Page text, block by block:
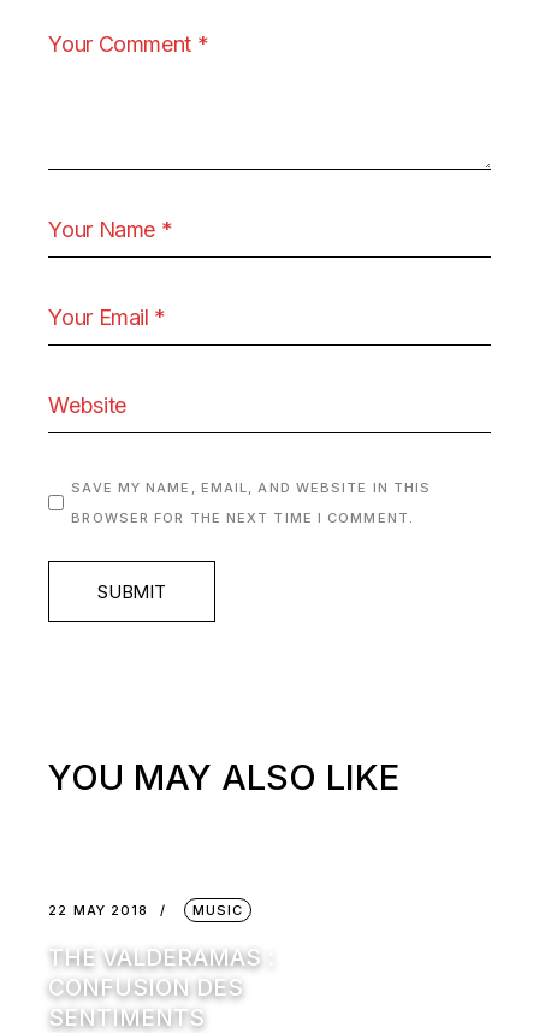
SAVE MY NAME, EMAIL, AND WEBSITE IN THIS
BROWSER FOR THE NEXT TIME I COMMENT.
SUBMIT
YOU MAY ALSO LIKE
22 MAY 2018 MUSIC
THE VALDERAMAS :
CONFUSION DES
SENTIMENTS